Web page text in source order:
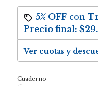
5% OFFcon
Precio final:
Ver cuotas y
Cuaderno